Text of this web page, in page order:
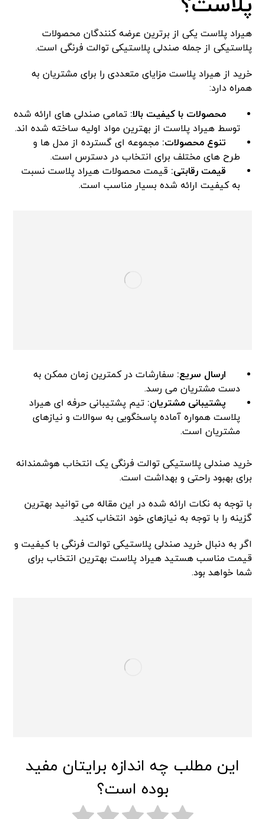
هیراد پلاست یکی از برترین عرضه کنندگان محصولات
پلاستیکی از جمله صندلی پلاستیکی توالت فرنگی است.
خرید از هیراد پلاست مزایای متعددی را برای مشتریان به
همراه دارد:
محصولات با کیفیت بالا: تمامی صندلی های ارائه شده
توسط هیراد پلاست از بهترین مواد اولیه ساخته شده اند.
تنوع محصولات: مجموعه ای گسترده از مدل ها و
طرح های مختلف برای انتخاب در دسترس است.
قیمت رقابتی: قیمت محصولات هیراد پلاست نسبت
به کیفیت ارائه شده بسیار مناسب است.
ارسال سریع: سفارشات در کمترین زمان ممکن به
دست مشتریان می رسد.
پشتیبانی مشتریان: تیم پشتیبانی حرفه ای هیراد
پلاست همواره آماده پاسخگویی به سوالات و نیازهای
مشتریان است.
خرید صندلی پلاستیکی توالت فرنگی یک انتخاب هوشمندانه
برای بهبود راحتی و بهداشت است.
با توجه به نکات ارائه شده در این مقاله می توانید بهترین
گزینه را با توجه به نیازهای خود انتخاب کنید.
اگر به دنبال خرید صندلی پلاستیکی توالت فرنگی با کیفیت و
قیمت مناسب هستید هیراد پلاست بهترین انتخاب برای
شما خواهد بود.
این مطلب چه اندازه برایتان مفید
بوده است؟